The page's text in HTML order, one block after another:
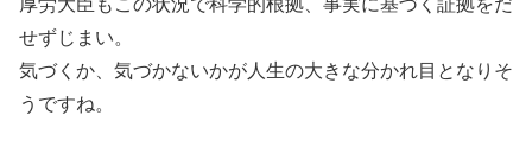
せずじまい。
気づくか、気づかないかが人生の大きな分かれ目となりそ
うですね。